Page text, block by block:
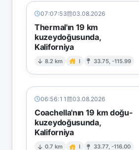
07:07:53 03.08.2026
Thermal'ın 19 km
kuzeydoğusunda,
Kaliforniya
8.2 km I 33.75, -115.99
06:56:11 03.08.2026
Coachella'nın 19 km doğu-
kuzeydoğusunda,
Kaliforniya
0.7 km I 33.77, -116.00